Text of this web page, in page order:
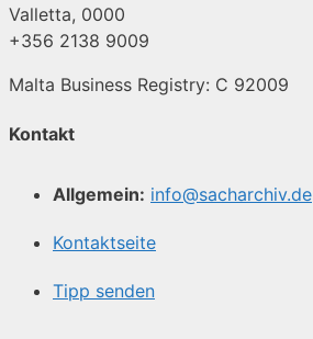
Valletta, 0000
+356 2138 9009
Malta Business Registry: C 92009
Kontakt
Allgemein: info@sacharchiv.de
Kontaktseite
Tipp senden